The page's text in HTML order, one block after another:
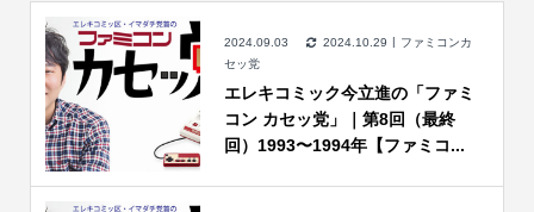
2024.09.03 2024.10.29
ファミコンカ
セッ党
エレキコミック今立進の「ファミ
コン カセッ党」｜第8回（最終
回）1993〜1994年【ファミコ...